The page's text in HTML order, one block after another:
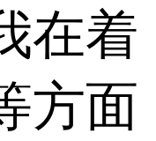
在着
方面